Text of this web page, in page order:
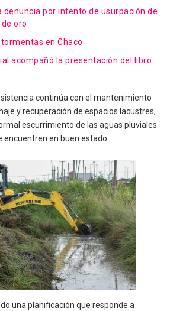
denuncia por intento de usurpación de
oro
en Chaco
acompañó la presentación del libro
continúa con el mantenimiento
y recuperación de espacios lacustres,
escurrimiento de las aguas pluviales
encuentren en buen estado.
una planificación que responde a